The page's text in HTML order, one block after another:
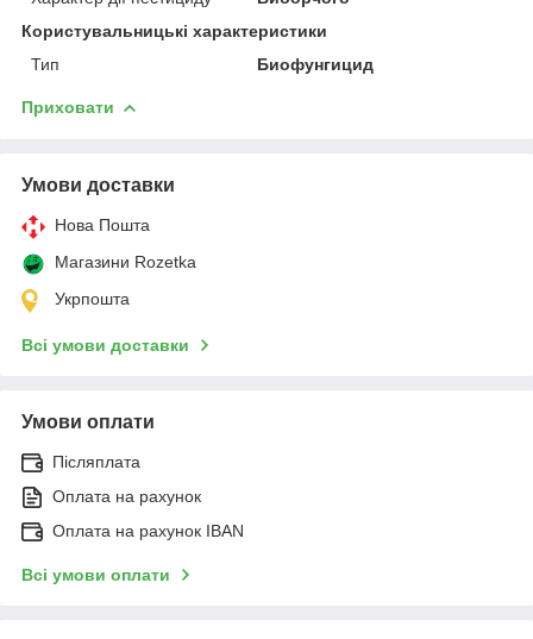
Користувальницькі характеристики
Тип
Биофунгицид
Приховати
Умови доставки
Нова Пошта
Магазини Rozetka
Укрпошта
Всі умови доставки
Умови оплати
Післяплата
Оплата на рахунок
Оплата на рахунок IBAN
Всі умови оплати